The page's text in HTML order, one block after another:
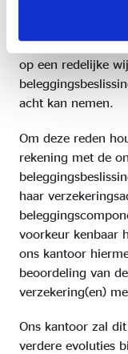
De praktijk is
voldoende
op een redelijke
acht kan nemen.
Om deze reden
rekening met de
haar
voorkeur kenbaar
ons kantoor
beoordeling van
verzekering(en)
Ons kantoor zal
verdere evoluties